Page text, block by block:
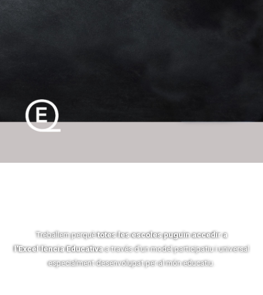
Treballem perquètotes les escoles puguin accedir a
l'Excel·lència Educativaa través d'un model participatiu i universal
especialment desenvolupat per al món educatiu.